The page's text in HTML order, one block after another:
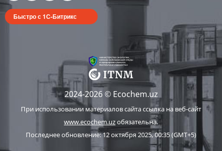
Быстро с 1С-Битрикс
2024-2026 © Ecochem.uz
При использовании материалов сайта ссылка на веб-сайт
www.ecochem.uzобязательна.
Последнее обновление: 12 октября 2025, 00:35 (GMT+5)